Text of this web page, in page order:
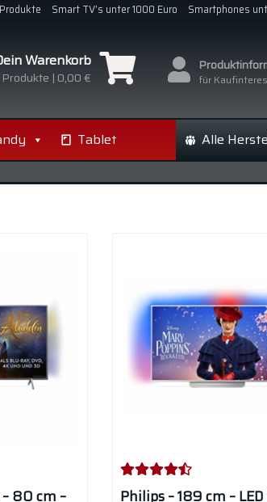
Smart TV’s unter 1000 Euro Smartphones
für
Warenkorb
Produkte | 0,00 €
Alle
Tablet
80 cm –
Philips – 189 cm –